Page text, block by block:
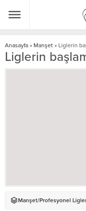
Anasayfa » Manşet » Liglerin
Liglerin
Manşet/Profesyonel